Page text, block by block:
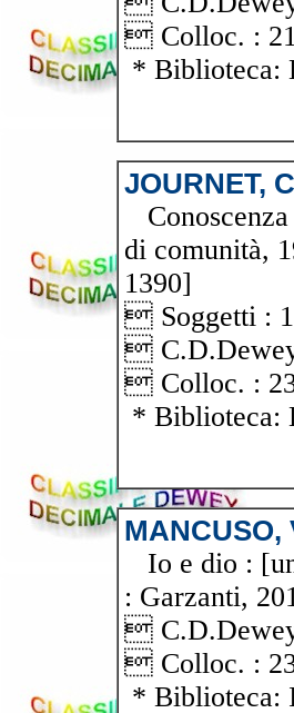
 Colloc. :
* Biblioteca:
JOURNET,
di comunità,
1390]
 Soggetti :

 Colloc. :
* Biblioteca:
MANCUSO,
Io e dio :
: Garzanti,

 Colloc. :
* Biblioteca: